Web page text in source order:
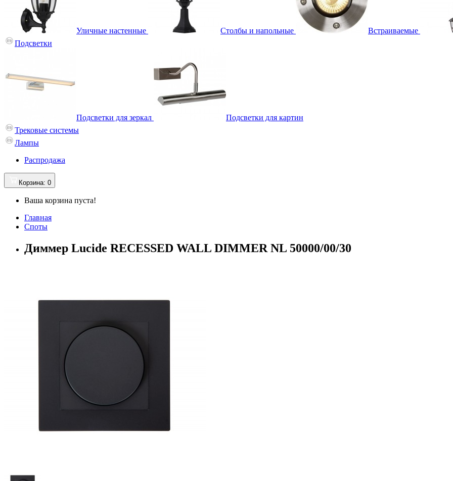
Уличные настенные Столбы и напольные Встраиваемые
Подсветки
Подсветки для зеркал
Подсветки для картин
Трековые системы
Лампы
Распродажа
Корзина: 0
Ваша корзина пуста!
Главная
Споты
Диммер Lucide RECESSED WALL DIMMER NL 50000/00/30